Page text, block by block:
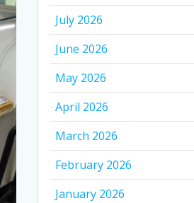
July 2026
June 2026
May 2026
April 2026
March 2026
February 2026
January 2026